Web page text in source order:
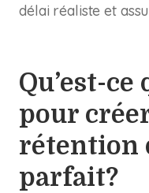
délai réaliste et
Qu’est-
pour
rétention
parfait?